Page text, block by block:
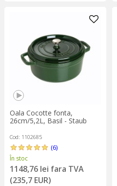
Oala Cocotte fonta,
26cm/5,2L, Basil - Staub
Cod: 1102685
(6)
În stoc
1148,76 lei fara TVA
(235,7 EUR)